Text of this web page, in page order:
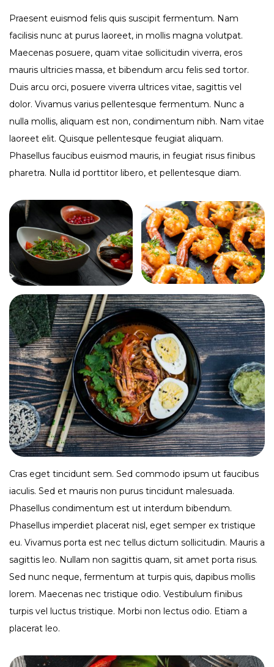
Praesent euismod felis quis suscipit fermentum. Nam
facilisis nunc at purus laoreet, in mollis magna volutpat.
Maecenas posuere, quam vitae sollicitudin viverra, eros
mauris ultricies massa, et bibendum arcu felis sed tortor.
Duis arcu orci, posuere viverra ultrices vitae, sagittis vel
dolor. Vivamus varius pellentesque fermentum. Nunc a
nulla mollis, aliquam est non, condimentum nibh. Nam vitae
laoreet elit. Quisque pellentesque feugiat aliquam.
Phasellus faucibus euismod mauris, in feugiat risus finibus
pharetra. Nulla id porttitor libero, et pellentesque diam.
Cras eget tincidunt sem. Sed commodo ipsum ut faucibus
iaculis. Sed et mauris non purus tincidunt malesuada.
Phasellus condimentum est ut interdum bibendum.
Phasellus imperdiet placerat nisl, eget semper ex tristique
eu. Vivamus porta est nec tellus dictum sollicitudin. Mauris a
sagittis leo. Nullam non sagittis quam, sit amet porta risus.
Sed nunc neque, fermentum at turpis quis, dapibus mollis
lorem. Maecenas nec tristique odio. Vestibulum finibus
turpis vel luctus tristique. Morbi non lectus odio. Etiam a
placerat leo.